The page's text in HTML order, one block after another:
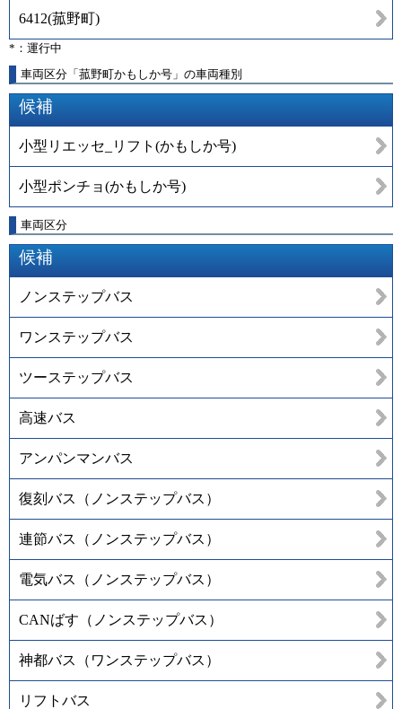
6412(菰野町)
*：運行中
車両区分「菰野町かもしか号」の車両種別
候補
小型リエッセ_リフト(かもしか号)
小型ポンチョ(かもしか号)
車両区分
候補
ノンステップバス
ワンステップバス
ツーステップバス
高速バス
アンパンマンバス
復刻バス（ノンステップバス）
連節バス（ノンステップバス）
電気バス（ノンステップバス）
CANばす（ノンステップバス）
神都バス（ワンステップバス）
リフトバス